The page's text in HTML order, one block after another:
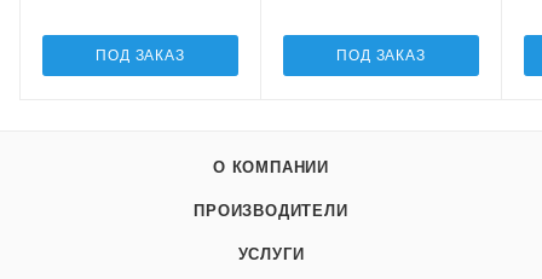
ПОД ЗАКАЗ ПОД ЗАКАЗ
О КОМПАНИИ
ПРОИЗВОДИТЕЛИ
УСЛУГИ